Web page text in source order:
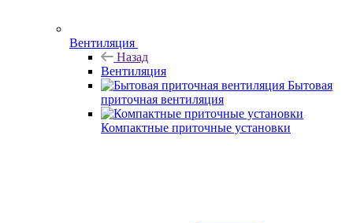
Вентиляция
Назад
Вентиляция
Бытовая
приточная вентиляция
Компактные приточные установки